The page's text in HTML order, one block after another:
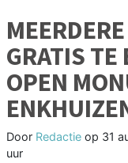
GRATIS
OPEN
Door Redactie op 31
uur